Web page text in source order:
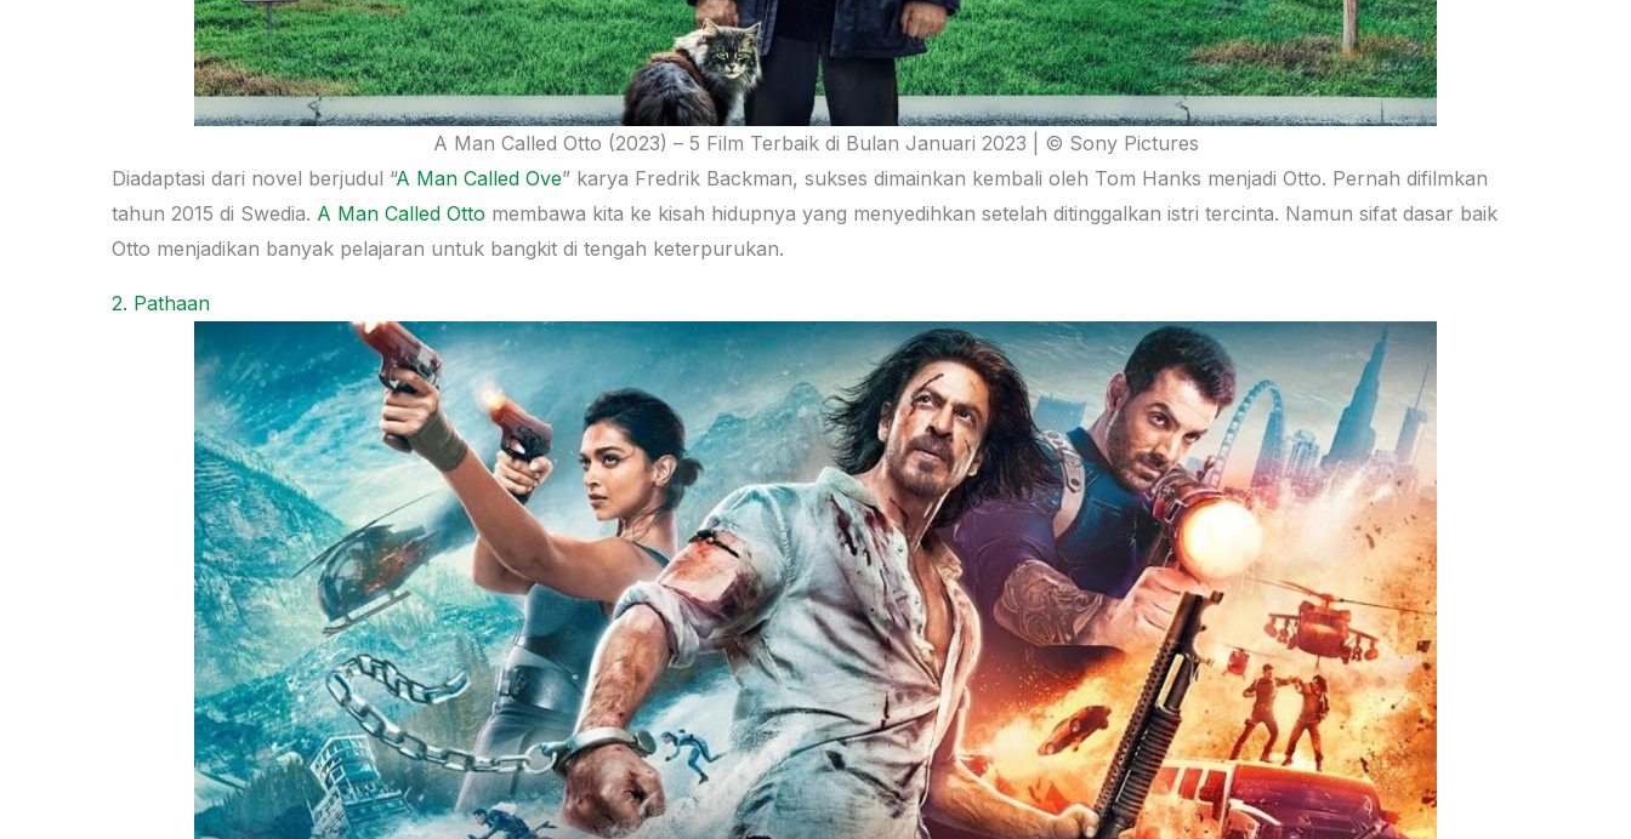
A Man Called Otto (2023) – 5 Film Terbaik di Bulan Januari 2023 | © Sony Pictures
Diadaptasi dari novel berjudul “A Man Called Ove” karya Fredrik Backman, sukses dimainkan kembali oleh Tom Hanks menjadi Otto. Pernah difilmkan
tahun 2015 di Swedia. A Man Called Otto membawa kita ke kisah hidupnya yang menyedihkan setelah ditinggalkan istri tercinta. Namun sifat dasar baik
Otto menjadikan banyak pelajaran untuk bangkit di tengah keterpurukan.
2. Pathaan